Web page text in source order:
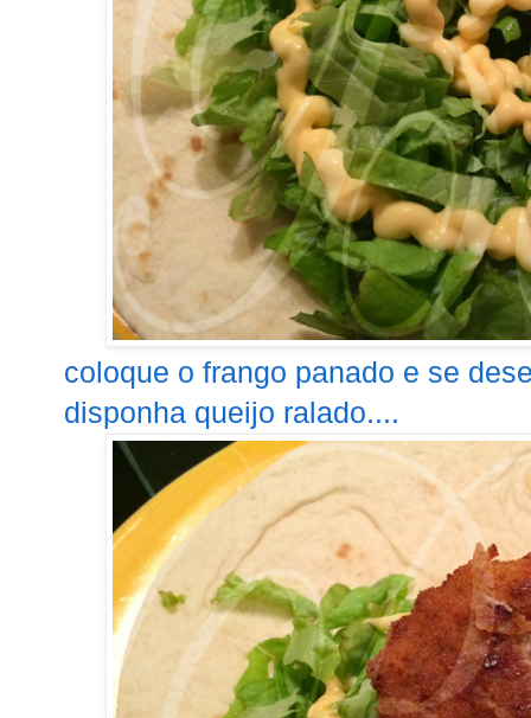
coloque o frango panado e se
disponha queijo ralado....